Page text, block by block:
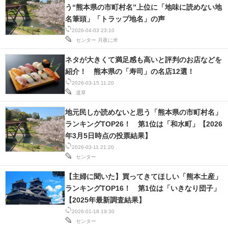
2026-04-03 23:10
センター 月夜に米
う“熊本県の市町村名”上位に「地味に読めない地
名筆頭」「トラップ地名」の声
2026-03-15 11:20
道草
ネタが大きくて満足感も高いと評判のお店などを
紹介！ 熊本県の「寿司」の名店12選！
2026-03-11 21:20
センター
地元民しか読めないと思う「熊本県の市町村名」
ランキングTOP26！ 第1位は「和水町」【2026
年3月5日時点の投票結果】
2026-01-18 19:30
センター
【主婦に聞いた】買ってきてほしい「熊本土産」
ランキングTOP16！ 第1位は「いきなり団子」
【2025年最新調査結果】